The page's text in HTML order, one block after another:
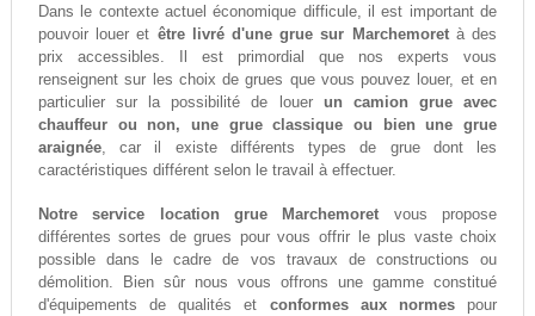
Dans le contexte actuel économique difficule, il est important de
pouvoir louer et être livré d'une grue sur Marchemoretà des
prix accessibles. Il est primordial que nos experts vous
renseignent sur les choix de grues que vous pouvez louer, et en
particulier sur la possibilité de louer un camion grue avec
chauffeur ou non, une grue classique ou bien une grue
araignée, car il existe différents types de grue dont les
caractéristiques différent selon le travail à effectuer.
Notre service location grue Marchemoret vous propose
différentes sortes de grues pour vous offrir le plus vaste choix
possible dans le cadre de vos travaux de constructions ou
démolition. Bien sûr nous vous offrons une gamme constitué
d'équipements de qualités et conformes aux normespour